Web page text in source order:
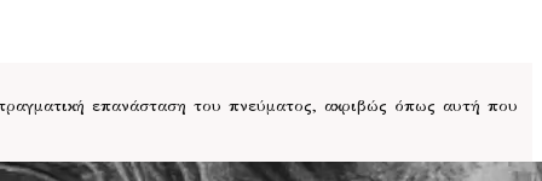
επανάσταση του πνεύματος, ακριβώς όπως αυτή που